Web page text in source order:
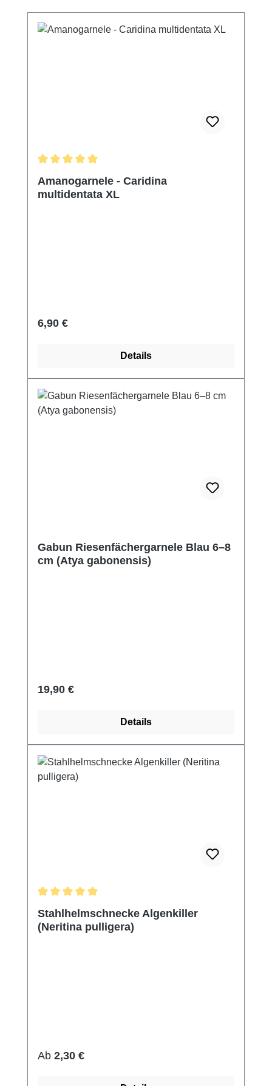
Amanogarnele - Caridina
multidentata XL
Regulärer Preis:
6,90 €
Details
Gabun Riesenfächergarnele Blau 6–8
cm (Atya gabonensis)
Regulärer Preis:
19,90 €
Details
Stahlhelmschnecke Algenkiller
(Neritina pulligera)
Regulärer Preis:
Ab 2,30 €